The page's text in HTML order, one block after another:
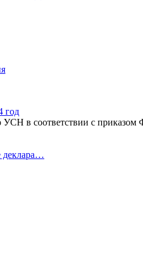
год
УСН в соответствии с
деклара…